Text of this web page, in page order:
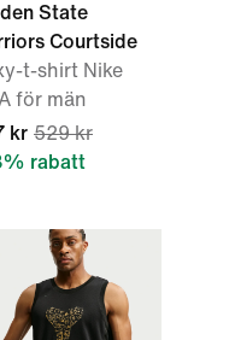
State
Courtside
t-shirt Nike
för män
kr 529 kr
rabatt